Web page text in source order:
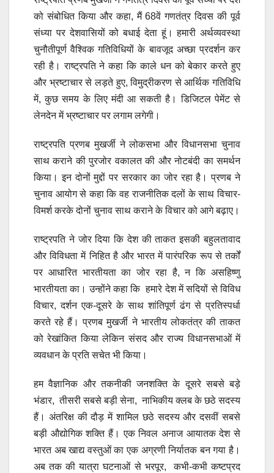
को संबोधित किया और कहा, मैं 68वें गणतंत्र दिवस की पूर्व
संध्या पर देशवासियों को बधाई देता हूं। हमारी अर्थव्यवस्था
चुनौतीपूर्ण वैश्विक गतिविधियों के बावजूद अच्छा प्रदर्शन कर
रही है। राष्ट्रपति ने कहा कि काले धन को बेकार करते हुए
और भ्रष्टाचार से लड़ते हुए, विमुद्रीकरण से आर्थिक गतिविधि
में, कुछ समय के लिए मंदी आ सकती है। डिजिटल पेमेंट से
लेनदेन में भ्रष्टाचार पर लगाम लगेगी।
राष्ट्रपति प्रणब मुखर्जी ने लोकसभा और विधानसभा चुनाव
साथ कराने की पुरजोर वकालत की और नोटबंदी का समर्थन
किया। इन दोनों मुद्दों पर सरकार का जोर रहा है। प्रणब ने
चुनाव आयोग से कहा कि वह राजनीतिक दलों के साथ विचार-
विमर्श करके दोनों चुनाव साथ कराने के विचार को आगे बढ़ाए।
राष्ट्रपति ने जोर दिया कि देश की ताकत इसकी बहुलतावाद
और विविधता में निहित है और भारत में पारंपरिक रूप से तर्कों
पर आधारित भारतीयता का जोर रहा है, न कि असहिष्णु
भारतीयता का। उन्होंने कहा कि हमारे देश में सदियों से विविध
विचार, दर्शन एक-दूसरे के साथ शांतिपूर्ण ढंग से प्रतिस्पर्धा
करते रहे हैं। प्रणब मुखर्जी ने भारतीय लोकतंत्र की ताकत
को रेखांकित किया लेकिन संसद और राज्य विधानसभाओं में
व्यवधान के प्रति सचेत भी किया।
हम वैज्ञानिक और तकनीकी जनशक्ति के दूसरे सबसे बड़े
भंडार, तीसरी सबसे बड़ी सेना, नाभिकीय क्लब के छठे सदस्य
हैं। अंतरिक्ष की दौड़ में शामिल छठे सदस्य और दसवीं सबसे
बड़ी औद्योगिक शक्ति हैं। एक निवल अनाज आयातक देश से
भारत अब खाद्य वस्तुओं का एक अग्रणी निर्यातक बन गया है।
अब तक की यात्रा घटनाओं से भरपूर, कभी-कभी कष्टप्रद